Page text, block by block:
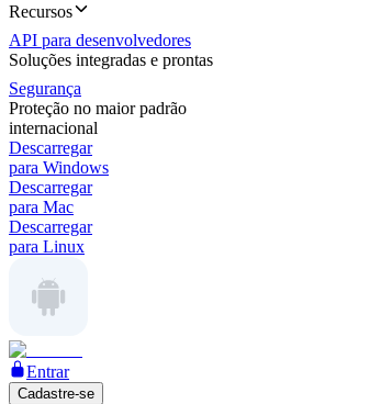
Recursos
API para desenvolvedores
Soluções integradas e prontas
Segurança
Proteção no maior padrão
internacional
Descarregar
para Windows
Descarregar
para Mac
Descarregar
para Linux
Entrar
Cadastre-se